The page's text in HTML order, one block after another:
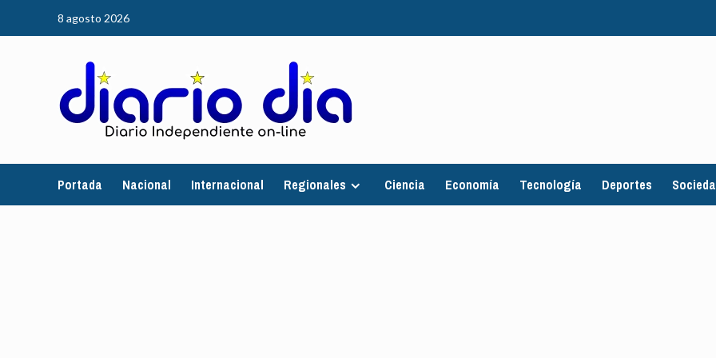
8 agosto 2026
Portada Nacional Internacional Regionales Ciencia Economía Tecnología Deportes